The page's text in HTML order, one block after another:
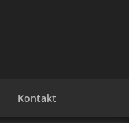
Kontakt